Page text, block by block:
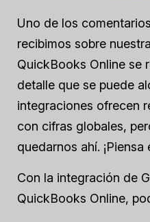
Uno de los
recibimos sobre
QuickBooks Online se
detalle que se puede
integraciones ofrecen
con cifras globales,
quedarnos ahí.
Con la integración de
QuickBooks Online,